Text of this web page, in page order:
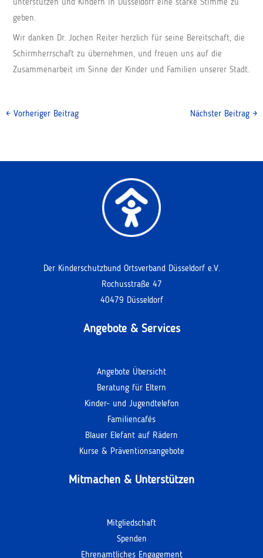
unterstützen und Kindern in Düsseldorf eine starke Stimme zu
geben.
Wir danken Dr. Jochen Reiter herzlich für seine Bereitschaft, die
Schirmherrschaft zu übernehmen, und freuen uns auf die
Zusammenarbeit im Sinne der Kinder und Familien unserer Stadt.
←Vorheriger Beitrag Nächster Beitrag →
Der Kinderschutzbund Ortsverband Düsseldorf e.V.
Rochusstraße 47
40479 Düsseldorf
Angebote & Services
Angebote Übersicht
Beratung für Eltern
Kinder- und Jugendtelefon
Familiencafés
Blauer Elefant auf Rädern
Kurse & Präventionsangebote
Mitmachen & Unterstützen
Mitgliedschaft
Spenden
Ehrenamtliches Engagement